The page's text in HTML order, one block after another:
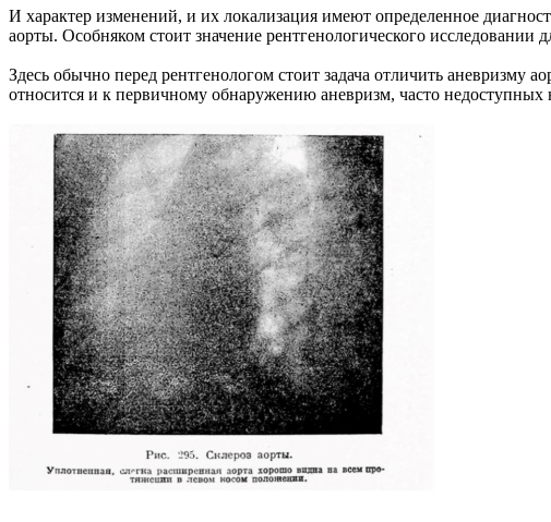
И характер изменений, и их локализация имеют определенное
аорты. Особняком стоит значение рентгенологического
Здесь обычно перед рентгенологом стоит задача отличить аневризму
относится и к первичному обнаружению аневризм, часто